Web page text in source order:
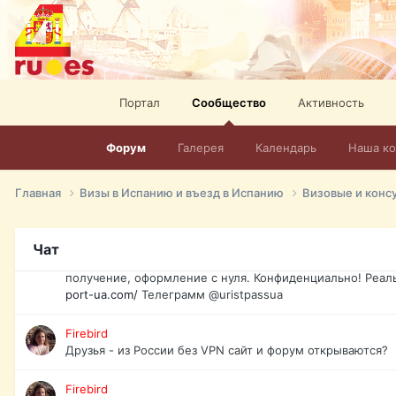
Портал Сообщество
Форум Галерея Календарь Наша
Активность
Главная Визы в Испанию и въезд в Испанию Визовые и
Чат
спорт, HD. + Огромная видеотека + 10.000 фильмов и
сайта. Наш сайт: http://mir-tv.club/television-in-spain.html
David16
Книги
David16
Подскажите пожалуйста, как удалить свой аккаунт из
Юрист юа
получение, оформление с нуля. Конфиденциально!
port-ua.com/ Телеграмм @uristpassua
Firebird
Друзья - из России без VPN сайт и форум открываются?
Firebird